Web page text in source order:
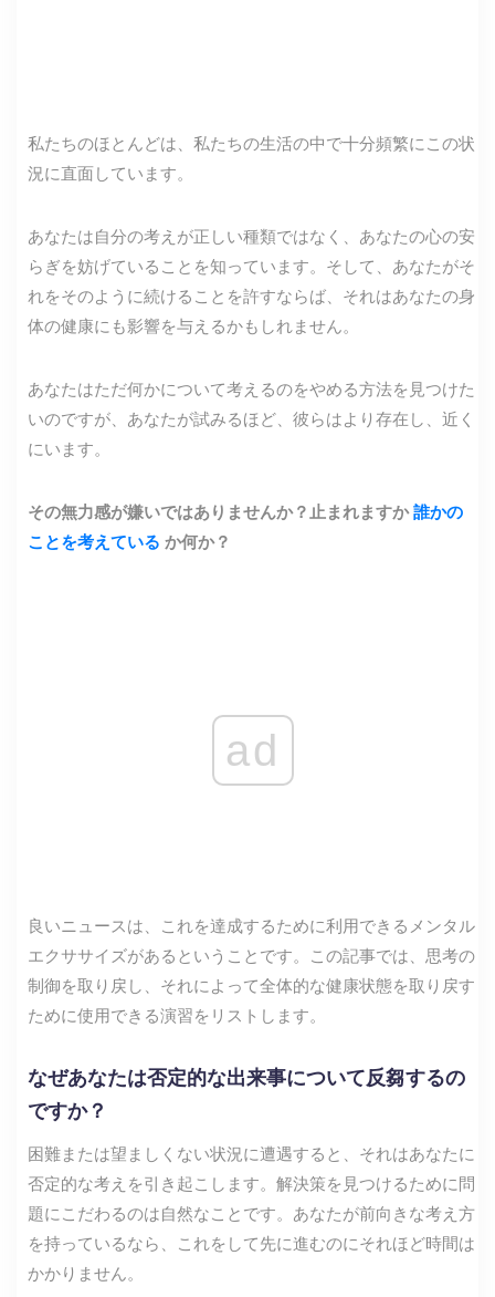
私たちのほとんどは、私たちの生活の中で十分頻繁にこの状
況に直面しています。
あなたは自分の考えが正しい種類ではなく、あなたの心の安
らぎを妨げていることを知っています。そして、あなたがそ
れをそのように続けることを許すならば、それはあなたの身
体の健康にも影響を与えるかもしれません。
あなたはただ何かについて考えるのをやめる方法を見つけた
いのですが、あなたが試みるほど、彼らはより存在し、近く
にいます。
その無力感が嫌いではありませんか？止まれますか誰かの
ことを考えている か何か？
ad
良いニュースは、これを達成するために利用できるメンタル
エクササイズがあるということです。この記事では、思考の
制御を取り戻し、それによって全体的な健康状態を取り戻す
ために使用できる演習をリストします。
なぜあなたは否定的な出来事について反芻するの
ですか？
困難または望ましくない状況に遭遇すると、それはあなたに
否定的な考えを引き起こします。解決策を見つけるために問
題にこだわるのは自然なことです。あなたが前向きな考え方
を持っているなら、これをして先に進むのにそれほど時間は
かかりません。